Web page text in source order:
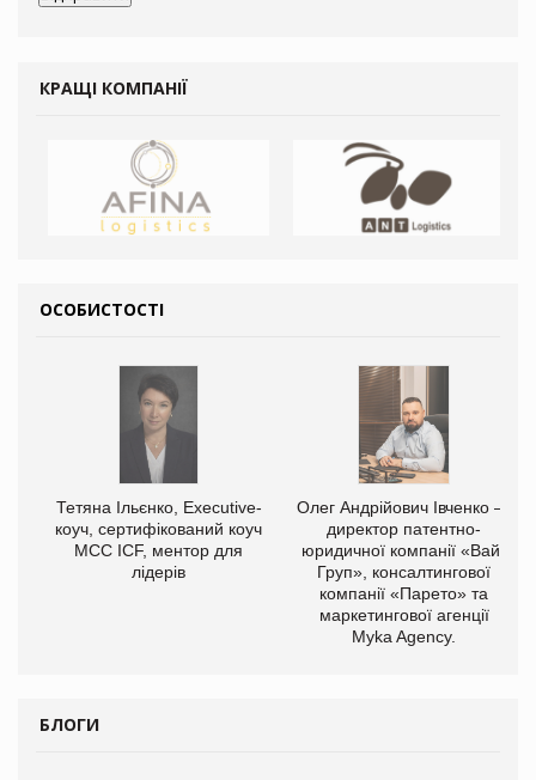
КРАЩІ КОМПАНІЇ
ОСОБИСТОСТІ
Тетяна Ільєнко, Executive-
коуч, сертифікований коуч
МСС ICF, ментор для
лідерів
Олег Андрійович Івченко —
директор патентно-
юридичної компанії «Вайз
Груп», консалтингової
компанії «Парето» та
маркетингової агенції
Myka Agency.
БЛОГИ